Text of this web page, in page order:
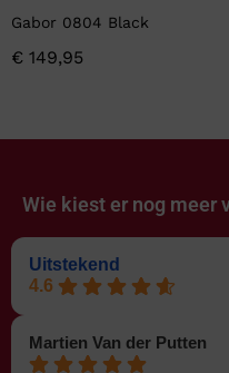
Gabor 0804 Black
€ 149,95
Wie kiest er nog meer
Uitstekend
4.6
Martien Van der Putten